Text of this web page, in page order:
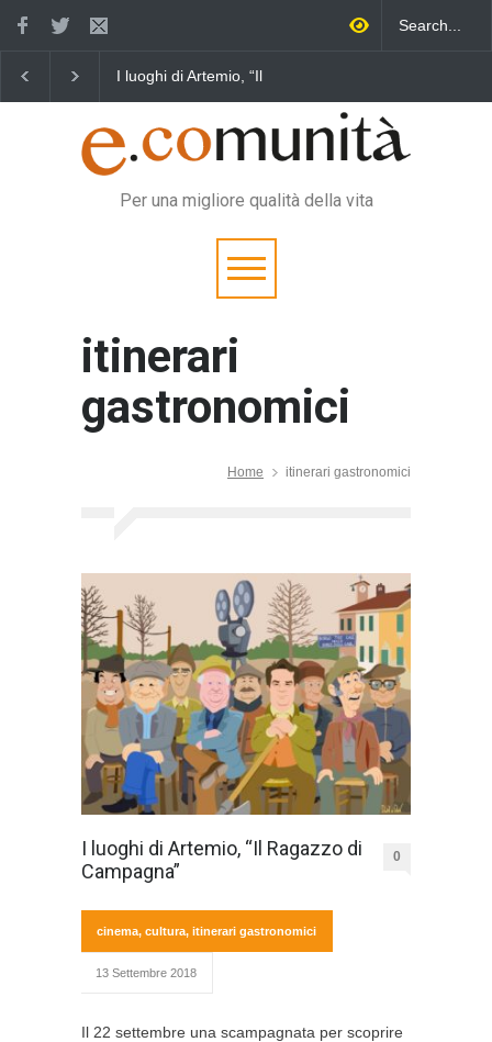
I luoghi di Artemio, “Il
Per una migliore qualità della vita
itinerari
gastronomici
Home itinerari gastronomici
I luoghi di Artemio, “Il Ragazzo di
Campagna”
0
cinema, cultura, itinerari gastronomici
13 Settembre 2018
Il 22 settembre una scampagnata per scoprire